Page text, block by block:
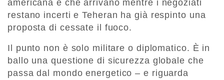
americana e che arrivano mentre i negoziati
restano incerti e Teheran ha già respinto una
proposta di cessate il fuoco.
Il punto non è solo militare o diplomatico. È in
ballo una questione di sicurezza globale che
passa dal mondo energetico – e riguarda